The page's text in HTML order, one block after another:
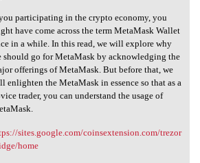
participating in the crypto economy, you
have come across the term MetaMask Wallet
in a while. In this read, we will explore why
should go for MetaMask by acknowledging the
offerings of MetaMask. But before that, we
enlighten the MetaMask in essence so that as a
trader, you can understand the usage of
sites.google.com/coinsextension.com/trezor
home